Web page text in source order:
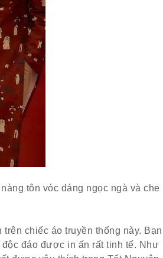
tôn vóc dáng ngọc ngà và che
chiếc áo truyền thống này. Bạn
đáo được in ấn rất tinh tế. Như